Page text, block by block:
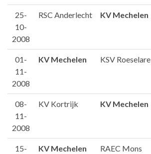
25-
10-
2008
RSC Anderlecht KV Mechelen
01-
11-
2008
KV Mechelen KSV Roeselare
08-
11-
2008
KV Kortrijk KV Mechelen
15-
KV Mechelen RAEC Mons